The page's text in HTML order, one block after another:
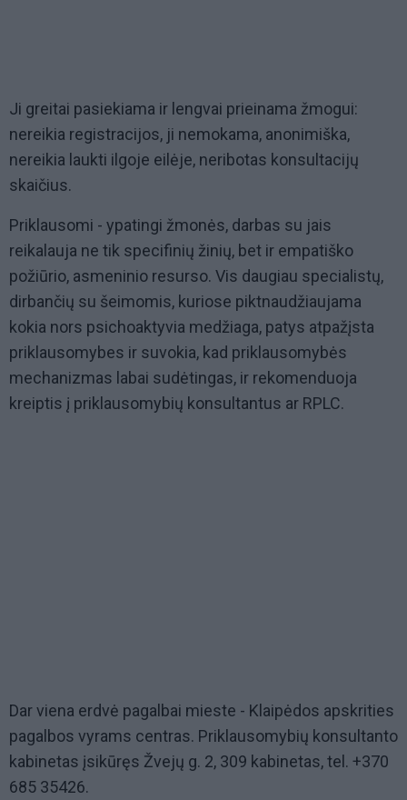
Ji greitai pasiekiama ir lengvai prieinama žmogui:
nereikia registracijos, ji nemokama, anonimiška,
nereikia laukti ilgoje eilėje, neribotas konsultacijų
skaičius.
Priklausomi - ypatingi žmonės, darbas su jais
reikalauja ne tik specifinių žinių, bet ir empatiško
požiūrio, asmeninio resurso. Vis daugiau specialistų,
dirbančių su šeimomis, kuriose piktnaudžiaujama
kokia nors psichoaktyvia medžiaga, patys atpažįsta
priklausomybes ir suvokia, kad priklausomybės
mechanizmas labai sudėtingas, ir rekomenduoja
kreiptis į priklausomybių konsultantus ar RPLC.
Dar viena erdvė pagalbai mieste - Klaipėdos apskrities
pagalbos vyrams centras. Priklausomybių konsultanto
kabinetas įsikūręs Žvejų g. 2, 309 kabinetas, tel. +370
685 35426.